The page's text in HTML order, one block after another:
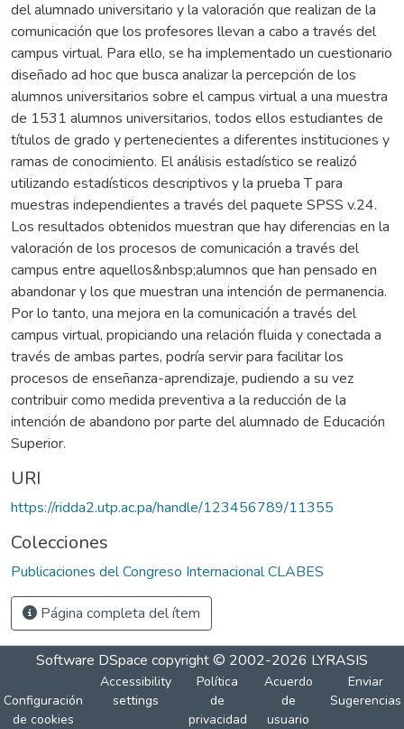
del alumnado universitario y la valoración que realizan de la
comunicación que los profesores llevan a cabo a través del
campus virtual. Para ello, se ha implementado un cuestionario
diseñado ad hoc que busca analizar la percepción de los
alumnos universitarios sobre el campus virtual a una muestra
de 1531 alumnos universitarios, todos ellos estudiantes de
títulos de grado y pertenecientes a diferentes instituciones y
ramas de conocimiento. El análisis estadístico se realizó
utilizando estadísticos descriptivos y la prueba T para
muestras independientes a través del paquete SPSS v.24.
Los resultados obtenidos muestran que hay diferencias en la
valoración de los procesos de comunicación a través del
campus entre aquellos&nbsp;alumnos que han pensado en
abandonar y los que muestran una intención de permanencia.
Por lo tanto, una mejora en la comunicación a través del
campus virtual, propiciando una relación fluida y conectada a
través de ambas partes, podría servir para facilitar los
procesos de enseñanza-aprendizaje, pudiendo a su vez
contribuir como medida preventiva a la reducción de la
intención de abandono por parte del alumnado de Educación
Superior.
URI
https://ridda2.utp.ac.pa/handle/123456789/11355
Colecciones
Publicaciones del Congreso Internacional CLABES
Página completa del ítem
Software DSpace copyright © 2002-2026 LYRASIS
Configuración
de cookies
Accessibility
settings
Política
de
privacidad
Acuerdo
de
usuario
Enviar
Sugerencias